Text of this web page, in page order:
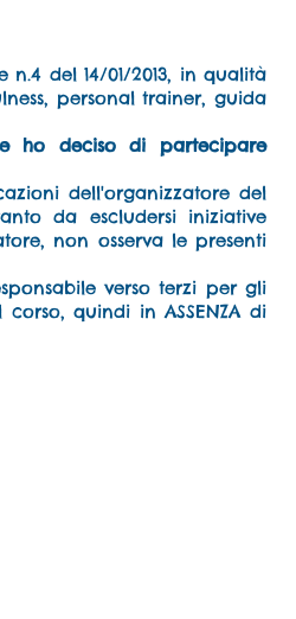
del 14/01/2013, in qualità
personal trainer, guida
ho deciso di partecipare
dell'organizzatore del
da escludersi iniziative
non osserva le presenti
verso terzi per gli
corso, quindi in ASSENZA di